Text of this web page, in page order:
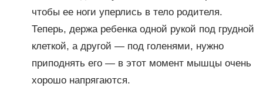
чтобы ее ноги уперлись в тело родителя.
Теперь, держа ребенка одной рукой под грудной
клеткой, а другой — под голенями, нужно
приподнять его — в этот момент мышцы очень
хорошо напрягаются.